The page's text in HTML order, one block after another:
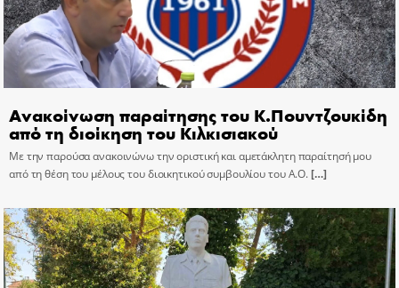
Ανακοίνωση παραίτησης του Κ.Πουντζουκίδη
από τη διοίκηση του Κιλκισιακού
Με την παρούσα ανακοινώνω την οριστική και αμετάκλητη παραίτησή μου
από τη θέση του μέλους του διοικητικού συμβουλίου του Α.Ο.[…]